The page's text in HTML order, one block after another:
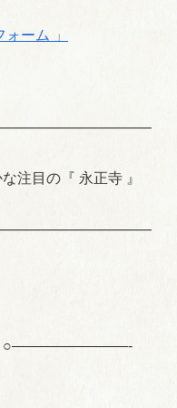
ーム 」
注目の『 永正寺 』